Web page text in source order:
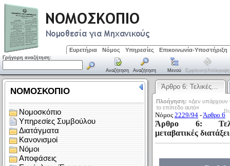
Ευρετήρια Νόμος Υπηρεσίες Επικοινωνία-Υποστήριξη
Γρήγορη αναζήτηση:
Αναζήτηση Αναζήτηση Μενού Εμφάνιση/απόκρυψη
Άρθρο 6: Τελικές…